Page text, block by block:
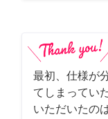
最初、仕様が
てしまってい
いただいたの